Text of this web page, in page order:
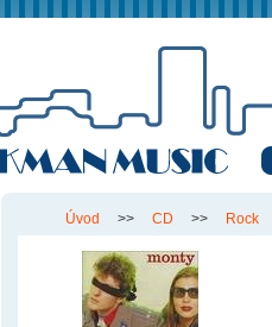
Úvod >> CD >> Rock